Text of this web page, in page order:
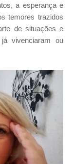
a esperança e
temores trazidos
de situações e
vivenciaram ou